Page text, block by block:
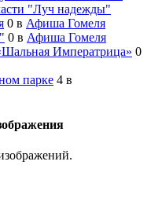
"Луч надежды"
0 в Афиша Гомеля
0 в Афиша Гомеля
Императрица» 0
парке 4 в